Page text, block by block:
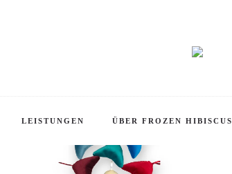
LEISTUNGEN ÜBER FROZEN HIBISCUS